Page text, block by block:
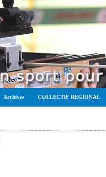
Archives COLLECTIF REGIONAL